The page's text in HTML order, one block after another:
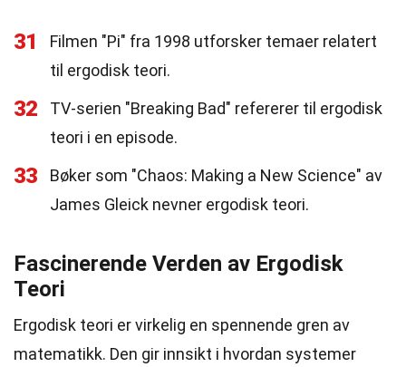
31
Filmen "Pi" fra 1998 utforsker temaer relatert
til ergodisk teori.
32
TV-serien "Breaking Bad" refererer til ergodisk
teori i en episode.
33
Bøker som "Chaos: Making a New Science" av
James Gleick nevner ergodisk teori.
Fascinerende Verden av Ergodisk
Teori
Ergodisk teori er virkelig en spennende gren av
matematikk. Den gir innsikt i hvordan systemer